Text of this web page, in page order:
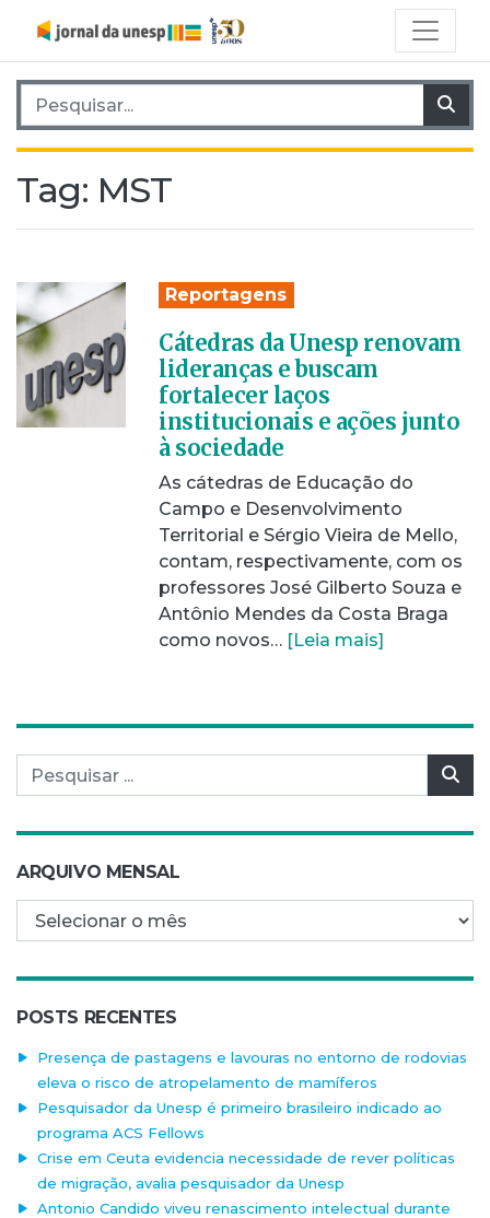
Pesquisar por:
Tag: MST
Reportagens
Cátedras da Unesp renovam
lideranças e buscam
fortalecer laços
institucionais e ações junto
à sociedade
As cátedras de Educação do
Campo e Desenvolvimento
Territorial e Sérgio Vieira de Mello,
contam, respectivamente, com os
professores José Gilberto Souza e
Antônio Mendes da Costa Braga
como novos… [Leia mais]
Pesquisar por:
ARQUIVO MENSAL
Arquivo mensal
POSTS RECENTES
Presença de pastagens e lavouras no entorno de rodovias
eleva o risco de atropelamento de mamíferos
Pesquisador da Unesp é primeiro brasileiro indicado ao
programa ACS Fellows
Crise em Ceuta evidencia necessidade de rever políticas
de migração, avalia pesquisador da Unesp
Antonio Candido viveu renascimento intelectual durante